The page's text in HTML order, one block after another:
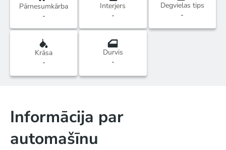
Pārnesumkārba
-
Interjers
-
Degvielas tips
-
Krāsa
-
Durvis
-
Informācija par
automašīnu